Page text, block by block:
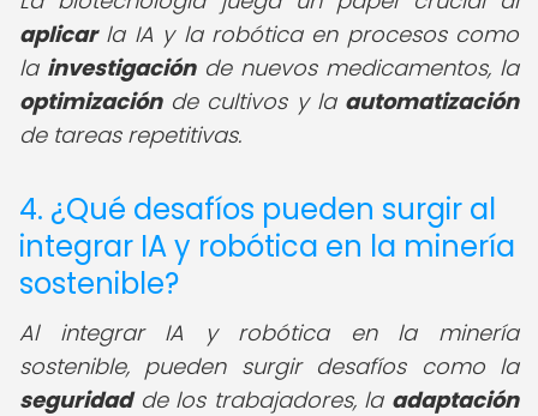
aplicarla IA y la robótica en procesos como
la investigaciónde nuevos medicamentos, la
optimizaciónde cultivos y la automatización
de tareas repetitivas.
4. ¿Qué desafíos pueden surgir al
integrar IA y robótica en la minería
sostenible?
Al integrar IA y robótica en la minería
sostenible, pueden surgir desafíos como la
seguridadde los trabajadores, la adaptación